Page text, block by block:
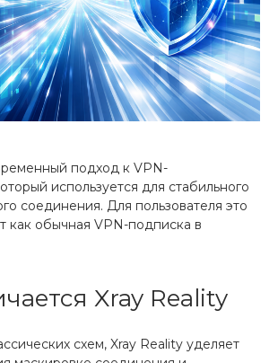
подход к VPN-
используется для стабильного
соединения. Для пользователя это
как обычная VPN-подписка в
Xray Reality
схем, Xray Reality уделяет